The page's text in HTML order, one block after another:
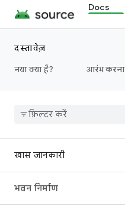
Docs
दस्तावेज़
नया क्या है?
आरंभ करना
खास जानकारी
भवन निर्माण